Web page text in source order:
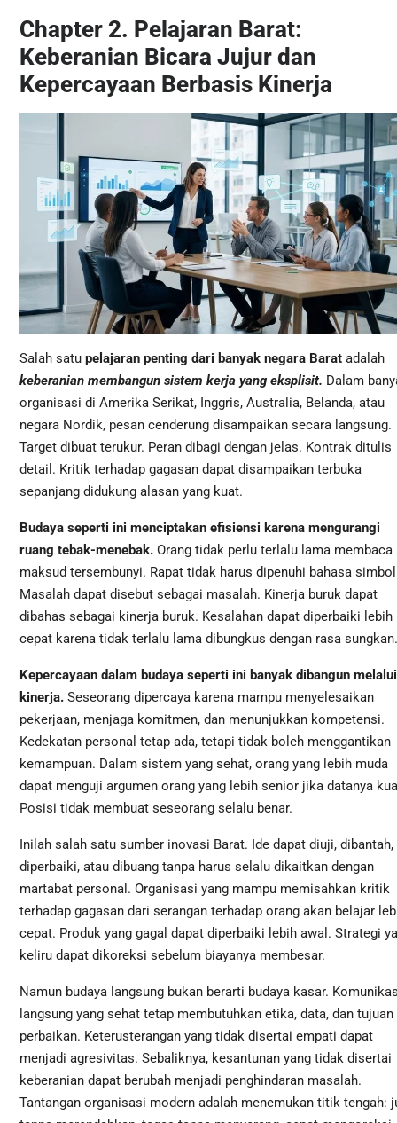
Chapter 2. Pelajaran Barat:
Keberanian Bicara Jujur dan
Kepercayaan Berbasis Kinerja
Salah satu pelajaran penting dari banyak negara Baratadalah
keberanian membangun sistem kerja yang eksplisit. Dalam
organisasi di Amerika Serikat, Inggris, Australia, Belanda, atau
negara Nordik, pesan cenderung disampaikan secara langsung.
Target dibuat terukur. Peran dibagi dengan jelas. Kontrak ditulis
detail. Kritik terhadap gagasan dapat disampaikan terbuka
sepanjang didukung alasan yang kuat.
Budaya seperti ini menciptakan efisiensi karena mengurangi
ruang tebak-menebak.Orang tidak perlu terlalu lama membaca
maksud tersembunyi. Rapat tidak harus dipenuhi bahasa
Masalah dapat disebut sebagai masalah. Kinerja buruk dapat
dibahas sebagai kinerja buruk. Kesalahan dapat diperbaiki lebih
cepat karena tidak terlalu lama dibungkus dengan rasa sungkan.
Kepercayaan dalam budaya seperti ini banyak dibangun melalui
kinerja.Seseorang dipercaya karena mampu menyelesaikan
pekerjaan, menjaga komitmen, dan menunjukkan kompetensi.
Kedekatan personal tetap ada, tetapi tidak boleh menggantikan
kemampuan. Dalam sistem yang sehat, orang yang lebih muda
dapat menguji argumen orang yang lebih senior jika datanya
Posisi tidak membuat seseorang selalu benar.
Inilah salah satu sumber inovasi Barat. Ide dapat diuji, dibantah,
diperbaiki, atau dibuang tanpa harus selalu dikaitkan dengan
martabat personal. Organisasi yang mampu memisahkan kritik
terhadap gagasan dari serangan terhadap orang akan belajar
cepat. Produk yang gagal dapat diperbaiki lebih awal. Strategi
keliru dapat dikoreksi sebelum biayanya membesar.
Namun budaya langsung bukan berarti budaya kasar.
langsung yang sehat tetap membutuhkan etika, data, dan tujuan
perbaikan. Keterusterangan yang tidak disertai empati dapat
menjadi agresivitas. Sebaliknya, kesantunan yang tidak disertai
keberanian dapat berubah menjadi penghindaran masalah.
Tantangan organisasi modern adalah menemukan titik tengah: